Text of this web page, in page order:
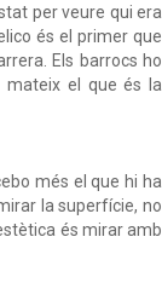
per veure qui era
és el primer que
Els barrocs ho
mateix el que és la
més el que hi ha
la superfície, no
és mirar amb